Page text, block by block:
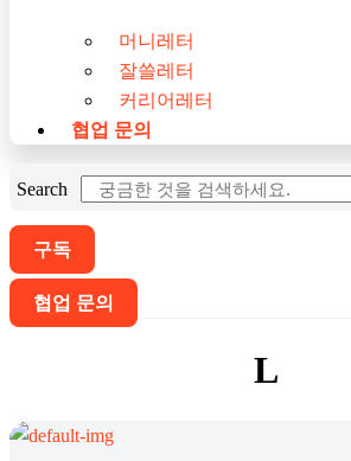
머니레터
잘쓸레터
커리어레터
협업 문의
Search
구독
협업 문의
L